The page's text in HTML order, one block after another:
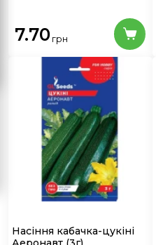
7.70 грн
Насіння кабачка-цукіні